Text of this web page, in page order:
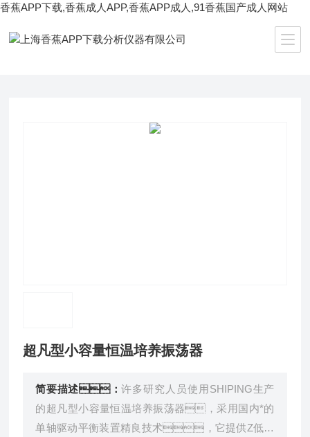
香蕉APP下载,香蕉成人APP,香蕉APP成人,91香蕉国产成人网站
/ SPH-103B超凡型小容量恒温培养振荡器
超凡型小容量恒温培养振荡器
简要描述：许多研究人员使用SHIPING生产
的超凡型小容量恒温培养振荡器，采用国内*的
单轴驱动平衡装置精良技术，它提供Z低的